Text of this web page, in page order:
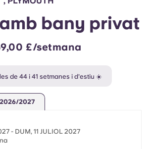
Chinese
Español
Català
Deutsch
Italian
bany privat
£/setmana
de 44 i 41 setmanes i d'estiu ☀️
2026/2027
- DUM, 11 JULIOL 2027